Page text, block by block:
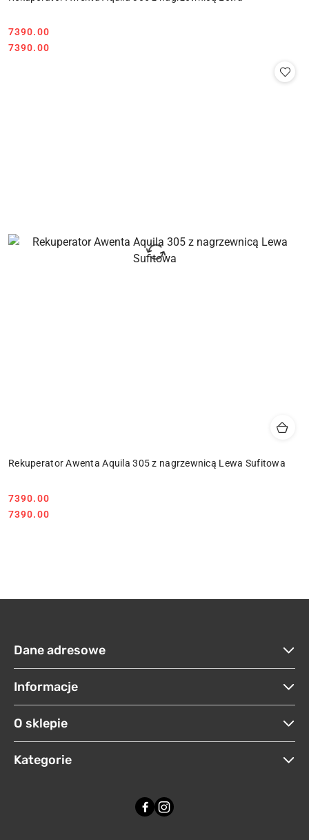
Cena:
7390.00
Cena:
7390.00
Rekuperator Awenta Aquila 305 z nagrzewnicą Lewa Sufitowa
Cena:
7390.00
Cena:
7390.00
Dane adresowe
Informacje
O sklepie
Kategorie